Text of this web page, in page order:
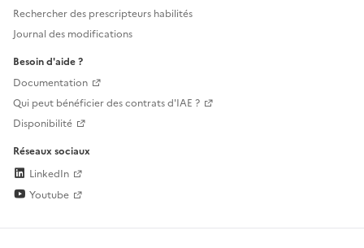
Rechercher des prescripteurs habilités
Journal des modifications
Besoin d'aide ?
Documentation
Qui peut bénéficier des contrats d'IAE ?
Disponibilité
Réseaux sociaux
LinkedIn
Youtube